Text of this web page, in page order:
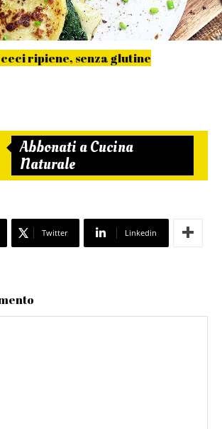
ripiene, senza glutine
Abbonati a Cucina
Naturale
Twitter Linkedin